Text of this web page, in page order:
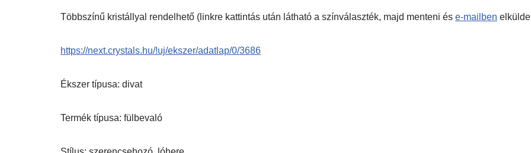
Többszínű kristállyal rendelhető (linkre kattintás után látható a színválaszték, majd menteni és e-mailben
https://next.crystals.hu/!uj/ekszer/adatlap/0/3686
Ékszer típusa: divat
Termék típusa: fülbevaló